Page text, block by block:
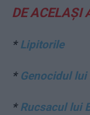
DE ACELAȘI
*Lipitorile
* Genocidul
*Rucsacul lui